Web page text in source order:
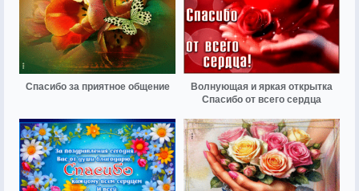
Спасибо за приятное общение
Волнующая и яркая открытка
Спасибо от всего сердца